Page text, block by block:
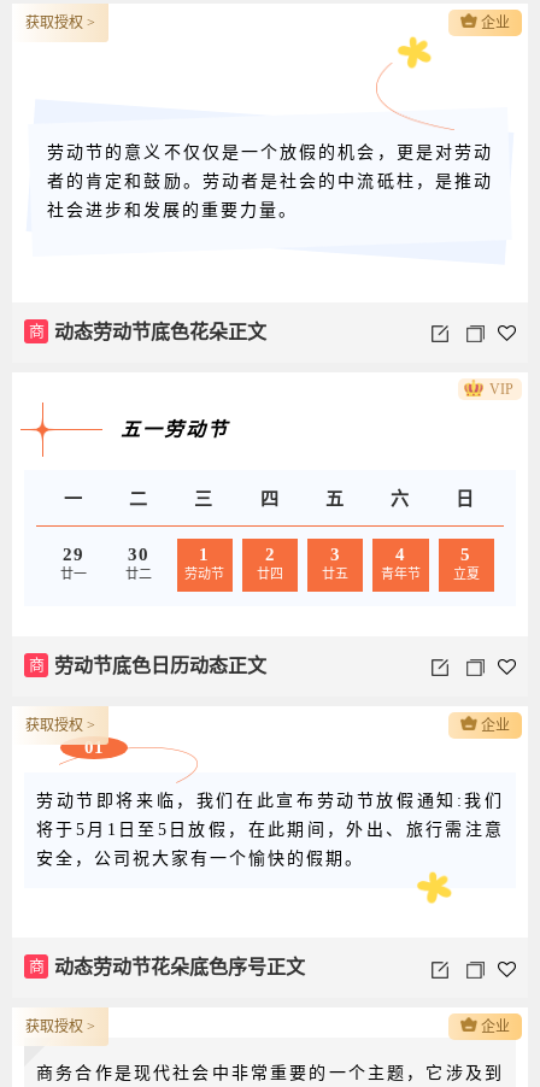
劳动节的意义不仅仅是一个放假的机会，更是对劳动
者的肯定和鼓励。劳动者是社会的中流砥柱，是推动
社会进步和发展的重要力量。
商 动态劳动节底色花朵正文
获取授权 > 企业
五一劳动节
一 二 三 四 五 六 日
29
廿一
30
廿二
1
劳动节
2
廿四
3
廿五
4
青年节
5
立夏
商 劳动节底色日历动态正文
VIP
01
劳动节即将来临，我们在此宣布劳动节放假通知:我们
将于5月1日至5日放假，在此期间，外出、旅行需注意
安全，公司祝大家有一个愉快的假期。
商 动态劳动节花朵底色序号正文
获取授权 > 企业
商务合作是现代社会中非常重要的一个主题，它涉及到
获取授权 > 企业